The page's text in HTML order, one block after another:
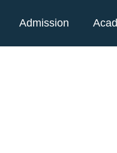
Admission